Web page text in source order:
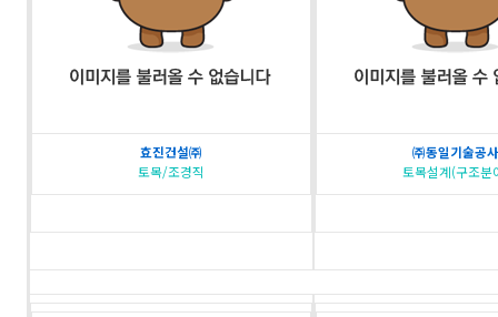
효진건설㈜
토목/조경직
㈜동일기술공사
토목설계(구조분